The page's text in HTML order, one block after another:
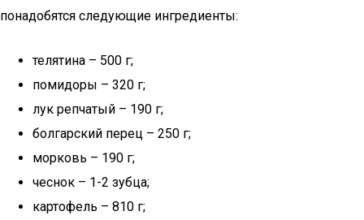
понадобятся следующие ингредиенты:
телятина – 500 г;
помидоры – 320 г;
лук репчатый – 190 г;
болгарский перец – 250 г;
морковь – 190 г;
чеснок – 1-2 зубца;
картофель – 810 г;